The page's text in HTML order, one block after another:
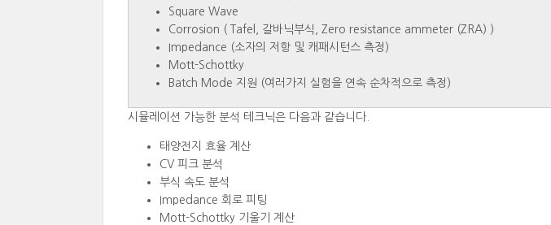
Square Wave
Corrosion ( Tafel, 갈바닉부식, Zero resistance ammeter (ZRA) )
Impedance (소자의 저항 및 캐패시턴스 측정)
Mott-Schottky
Batch Mode 지원 (여러가지 실험을 연속 순차적으로 측정)
시뮬레이션 가능한 분석 테크닉은 다음과 같습니다.
태양전지 효율 계산
CV 피크 분석
부식 속도 분석
Impedance 회로 피팅
Mott-Schottky 기울기 계산